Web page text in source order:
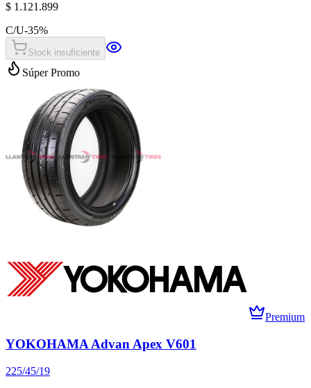
$ 1.121.899
C/U-35%
Stock insuficiente
Súper Promo
Premium
YOKOHAMA Advan Apex V601
225/45/19